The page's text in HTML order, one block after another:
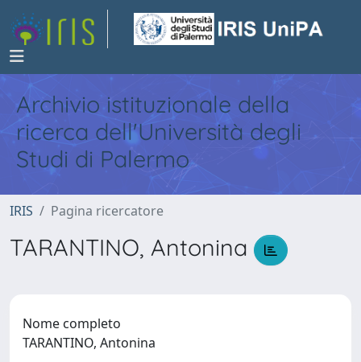
Archivio istituzionale della
ricerca dell'Università degli
Studi di Palermo
IRIS Pagina ricercatore
TARANTINO, Antonina
Nome completo
TARANTINO, Antonina